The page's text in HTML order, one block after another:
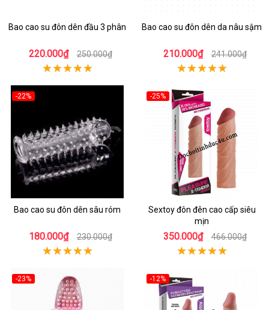
Bao cao su đôn dên đầu 3 phân
220.000₫ 250.000₫
Bao cao su đôn dên da nâu sậm
210.000₫ 241.000₫
-22%
Bao cao su đôn dên sâu róm
180.000₫ 230.000₫
-25%
Sextoy đôn đên cao cấp siêu
mịn
350.000₫ 466.000₫
-23% -12%